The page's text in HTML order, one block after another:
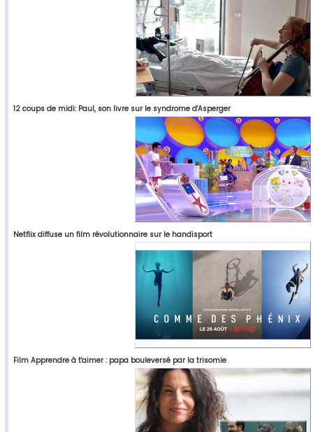
12 coups de midi: Paul, son livre sur le syndrome d'Asperger
Netflix diffuse un film révolutionnaire sur le handisport
Film Apprendre à t'aimer : papa bouleversé par la trisomie